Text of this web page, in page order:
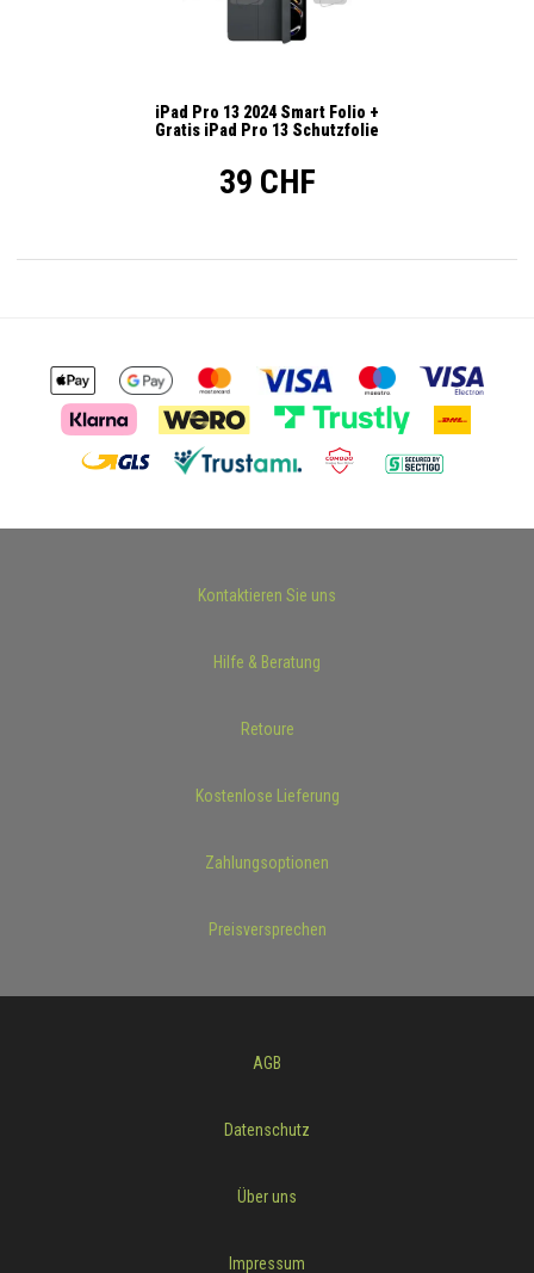
iPad Pro 13 2024 Smart Folio +
Gratis iPad Pro 13 Schutzfolie
39 CHF
Kontaktieren Sie uns
Hilfe & Beratung
Retoure
Kostenlose Lieferung
Zahlungsoptionen
Preisversprechen
AGB
Datenschutz
Über uns
Impressum